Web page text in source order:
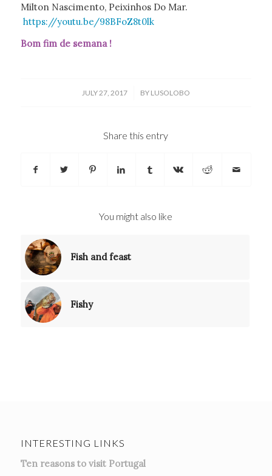
Milton Nascimento, Peixinhos Do Mar.
https://youtu.be/98BFoZ8t0lk
Bom fim de semana !
JULY 27, 2017
/ BY LUSOLOBO
Share this entry
You might also like
Fish and feast
Fishy
INTERESTING LINKS
Ten reasons to visit Portugal